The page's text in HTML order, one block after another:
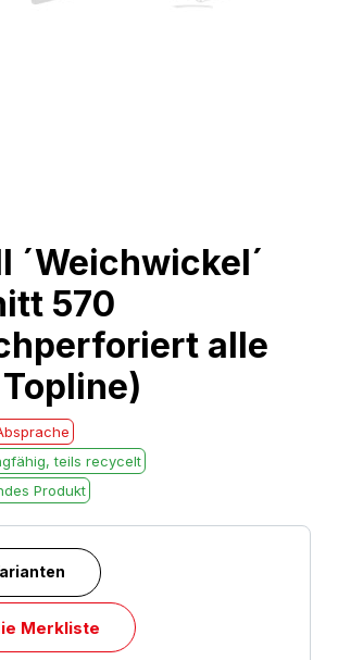
´Weichwickel´
570
alle
teils recycelt
Produkt
Merkliste